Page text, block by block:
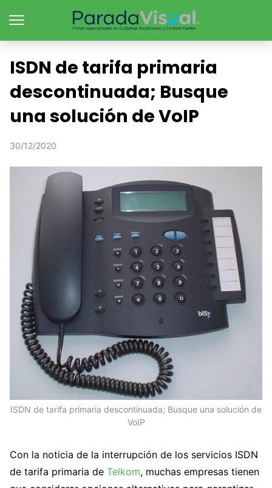
ISDN de tarifa primaria
descontinuada; Busque
una solución de VoIP
30/12/2020
ISDN de tarifa primaria descontinuada; Busque una solución de
VoIP
Con la noticia de la interrupción de los servicios ISDN
de tarifa primaria de Telkom, muchas empresas tienen